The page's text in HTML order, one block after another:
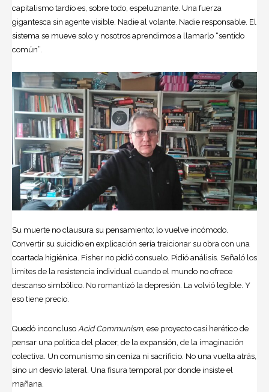
capitalismo tardío es, sobre todo, espeluznante. Una fuerza
gigantesca sin agente visible. Nadie al volante. Nadie responsable. El
sistema se mueve solo y nosotros aprendimos a llamarlo “sentido
común”.
Su muerte no clausura su pensamiento; lo vuelve incómodo.
Convertir su suicidio en explicación sería traicionar su obra con una
coartada higiénica. Fisher no pidió consuelo. Pidió análisis. Señaló los
límites de la resistencia individual cuando el mundo no ofrece
descanso simbólico. No romantizó la depresión. La volvió legible. Y
eso tiene precio.
Quedó inconcluso Acid Communism, ese proyecto casi herético de
pensar una política del placer, de la expansión, de la imaginación
colectiva. Un comunismo sin ceniza ni sacrificio. No una vuelta atrás,
sino un desvío lateral. Una fisura temporal por donde insiste el
mañana.